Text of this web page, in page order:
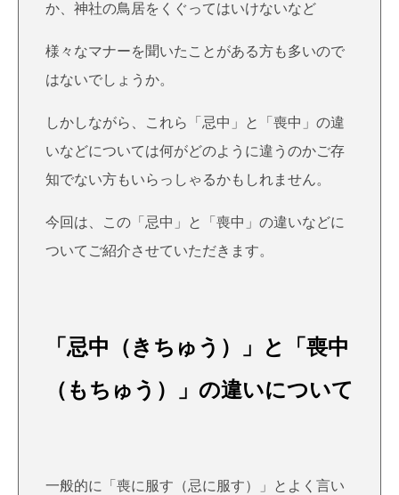
か、神社の鳥居をくぐってはいけないなど
様々なマナーを聞いたことがある方も多いので
はないでしょうか。
しかしながら、これら「忌中」と「喪中」の違
いなどについては何がどのように違うのかご存
知でない方もいらっしゃるかもしれません。
今回は、この「忌中」と「喪中」の違いなどに
ついてご紹介させていただきます。
「忌中（きちゅう）」と「喪中
（もちゅう）」の違いについて
一般的に「喪に服す（忌に服す）」とよく言い